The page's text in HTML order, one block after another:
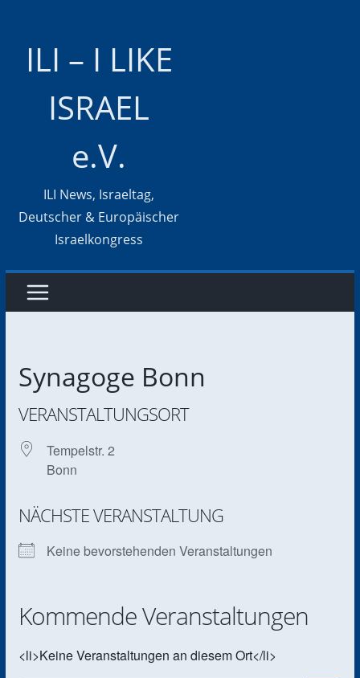
ILI – I LIKE
ISRAEL
e.V.
ILI News, Israeltag,
Deutscher & Europäischer
Israelkongress
Synagoge Bonn
VERANSTALTUNGSORT
Tempelstr. 2
Bonn
NÄCHSTE VERANSTALTUNG
Keine bevorstehenden Veranstaltungen
Kommende Veranstaltungen
<li>Keine Veranstaltungen an diesem Ort</li>